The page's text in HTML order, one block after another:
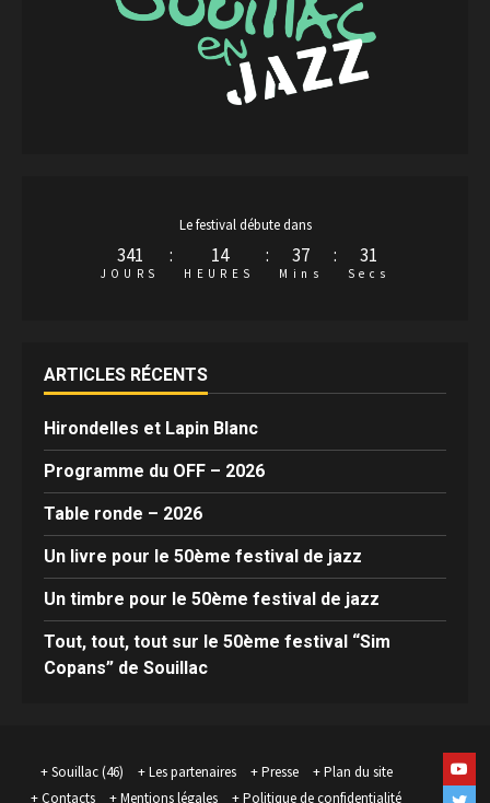
Le festival débute dans
341
JOURS
: 14
HEURES
: 37
Mins
: 30
Secs
ARTICLES RÉCENTS
Hirondelles et Lapin Blanc
Programme du OFF – 2026
Table ronde – 2026
Un livre pour le 50ème festival de jazz
Un timbre pour le 50ème festival de jazz
Tout, tout, tout sur le 50ème festival “Sim
Copans” de Souillac
Souillac (46) Les partenaires Presse
Plan du site
Contacts
Mentions légales Politique de confidentialité